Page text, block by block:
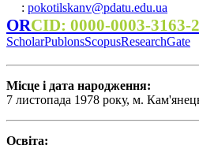
: pokotilskanv@pdatu.edu.ua
ORCID: 0000-0003-3163-
ScholarPublonsScopusResearchGate
Місце і дата народження:
7 листопада 1978 року, м.
Освіта: